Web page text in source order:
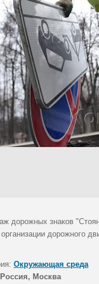
дорожных знаков
организации дорожного
Окружающая среда
Россия, Москва